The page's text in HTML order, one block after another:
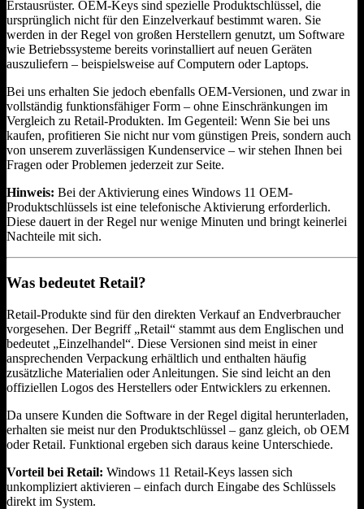
Erstausrüster. OEM-Keys sind spezielle Produktschlüssel, die
ursprünglich nicht für den Einzelverkauf bestimmt waren. Sie
werden in der Regel von großen Herstellern genutzt, um Software
wie Betriebssysteme bereits vorinstalliert auf neuen Geräten
auszuliefern – beispielsweise auf Computern oder Laptops.
Bei uns erhalten Sie jedoch ebenfalls OEM-Versionen, und zwar in
vollständig funktionsfähiger Form – ohne Einschränkungen im
Vergleich zu Retail-Produkten. Im Gegenteil: Wenn Sie bei uns
kaufen, profitieren Sie nicht nur vom günstigen Preis, sondern auch
von unserem zuverlässigen Kundenservice – wir stehen Ihnen bei
Fragen oder Problemen jederzeit zur Seite.
Hinweis: Bei der Aktivierung eines Windows 11 OEM-
Produktschlüssels ist eine telefonische Aktivierung erforderlich.
Diese dauert in der Regel nur wenige Minuten und bringt keinerlei
Nachteile mit sich.
Was bedeutet Retail?
Retail-Produkte sind für den direkten Verkauf an Endverbraucher
vorgesehen. Der Begriff „Retail“ stammt aus dem Englischen und
bedeutet „Einzelhandel“. Diese Versionen sind meist in einer
ansprechenden Verpackung erhältlich und enthalten häufig
zusätzliche Materialien oder Anleitungen. Sie sind leicht an den
offiziellen Logos des Herstellers oder Entwicklers zu erkennen.
Da unsere Kunden die Software in der Regel digital herunterladen,
erhalten sie meist nur den Produktschlüssel – ganz gleich, ob OEM
oder Retail. Funktional ergeben sich daraus keine Unterschiede.
Vorteil bei Retail: Windows 11 Retail-Keys lassen sich
unkompliziert aktivieren – einfach durch Eingabe des Schlüssels
direkt im System.